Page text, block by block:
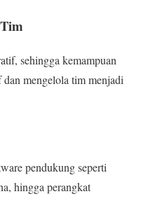
sehingga kemampuan
mengelola tim menjadi
pendukung seperti
hingga perangkat